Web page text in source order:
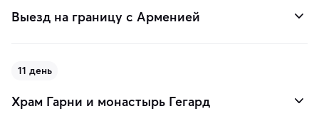
Выезд на границу с Арменией
11 день
Храм Гарни и монастырь Гегард